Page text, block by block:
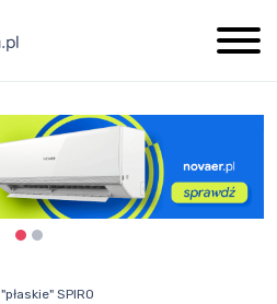
"płaskie" SPIRO